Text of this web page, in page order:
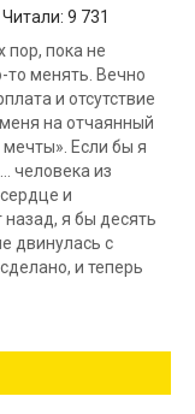
9 731
пор, пока не
то менять. Вечно
и отсутствие
на отчаянный
Если бы я
человека из
и
я бы десять
двинулась с
и теперь